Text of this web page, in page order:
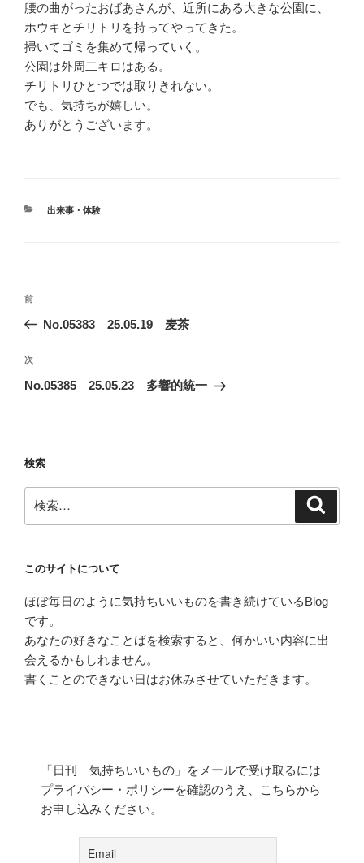
腰の曲がったおばあさんが、近所にある大きな公園に、
ホウキとチリトリを持ってやってきた。
掃いてゴミを集めて帰っていく。
公園は外周二キロはある。
チリトリひとつでは取りきれない。
でも、気持ちが嬉しい。
ありがとうございます。
カ
出来事・体験
投
ビ
ゲ
ン
前
の
稿
前
No.05383 25.05.19 麦茶
次
の
次
No.05385 25.05.23 多響的統一
検索
索:
このサイトについて
ほぼ毎日のように気持ちいいものを書き続けているBlog
です。
あなたの好きなことばを検索すると、何かいい内容に出
会えるかもしれません。
書くことのできない日はお休みさせていただきます。
「日刊 気持ちいいもの」をメールで受け取るには
プライバシー・ポリシーを確認のうえ、こちらから
お申し込みください。